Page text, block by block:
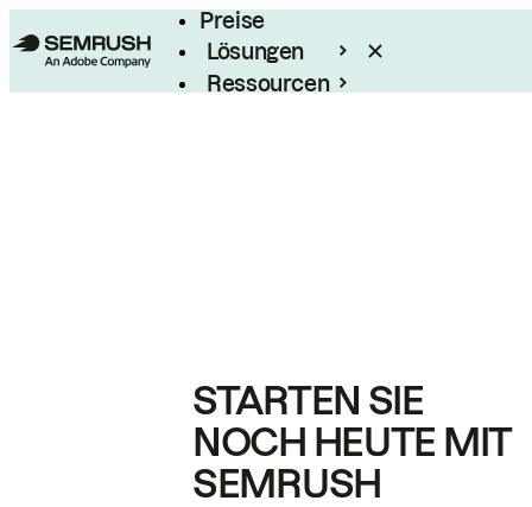
Preise
Lösungen
Ressourcen
STARTEN SIE
NOCH HEUTE MIT
SEMRUSH